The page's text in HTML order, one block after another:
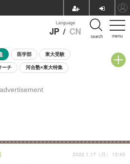
menu
Language
JP / CN search
医学部 東大受験
ーチ 河合塾×東大特集
催学校説明会・相談会
advertisement
2022.1.17（月） 15:45